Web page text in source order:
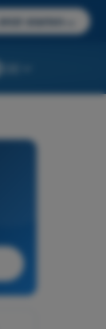
Jetzt starten